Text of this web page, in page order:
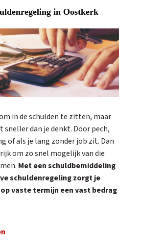
in Oostkerk
in de schulden te zitten, maar
sneller dan je denkt. Door pech,
of als je lang zonder job zit. Dan
om zo snel mogelijk van die
Met een schuldbemiddeling
schuldenregeling zorgt je
vaste termijn een vast bedrag